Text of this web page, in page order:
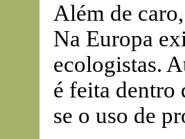
Além de
Na Europa
ecologistas.
é feita dentro
se o uso de